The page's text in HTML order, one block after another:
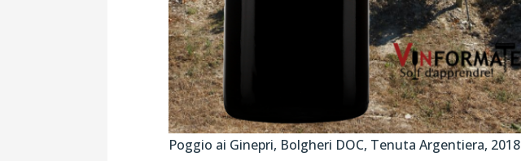
Poggio ai Ginepri, Bolgheri DOC, Tenuta Argentiera, 2018